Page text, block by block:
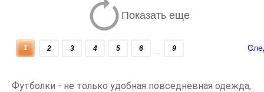
Показать еще
1 2 3 4 5 6 9
Футболки - не только удобная повседневная одежда,